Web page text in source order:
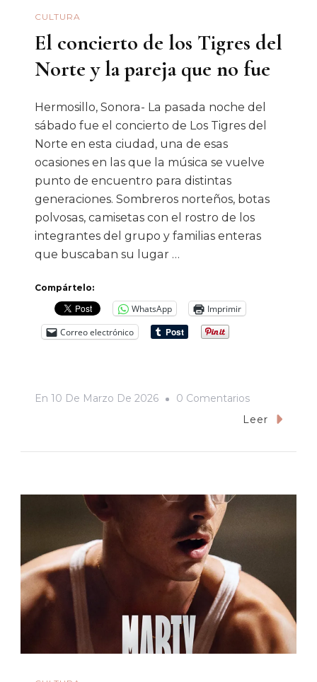
CULTURA
El concierto de los Tigres del
Norte y la pareja que no fue
Hermosillo, Sonora- La pasada noche del
sábado fue el concierto de Los Tigres del
Norte en esta ciudad, una de esas
ocasiones en las que la música se vuelve
punto de encuentro para distintas
generaciones. Sombreros norteños, botas
polvosas, camisetas con el rostro de los
integrantes del grupo y familias enteras
que buscaban su lugar …
Compártelo:
WhatsApp
Imprimir
Correo electrónico
En 10 De Marzo De 2026 0 ComentariosEn
El
La
Pareja
Que
No
Leer